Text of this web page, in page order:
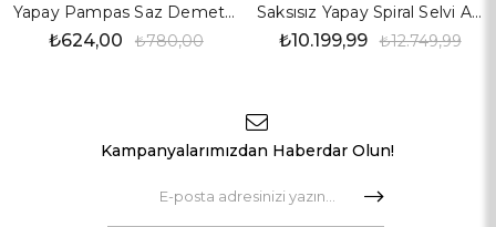
Yapay Pampas Saz Demet Turuncu 90 cm
₺624,00 ₺780,00
Saksısız Yapay Spiral Selvi Ağaç 160 cm
₺10.199,99 ₺12.749,99
Kampanyalarımızdan Haberdar Olun!